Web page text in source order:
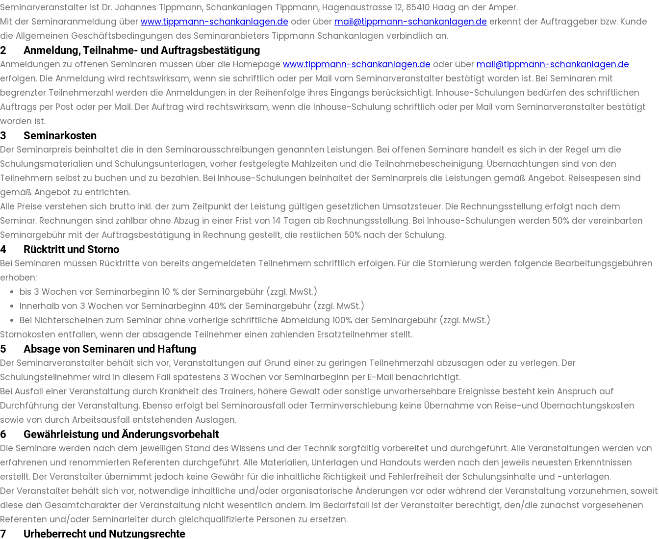
Seminarveranstalter ist Dr. Johannes Tippmann, Schankanlagen Tippmann, Hagenaustrasse 12, 85410 Haag an der Amper.
Mit der Seminaranmeldung über www.tippmann-schankanlagen.de oder über mail@tippmann-schankanlagen.de erkennt der Auftraggeber bzw. Kunde
die Allgemeinen Geschäftsbedingungen des Seminaranbieters Tippmann Schankanlagen verbindlich an.
2 Anmeldung, Teilnahme- und Auftragsbestätigung
Anmeldungen zu offenen Seminaren müssen über die Homepage www.tippmann-schankanlagen.de oder über mail@tippmann-schankanlagen.de
erfolgen. Die Anmeldung wird rechtswirksam, wenn sie schriftlich oder per Mail vom Seminarveranstalter bestätigt worden ist. Bei Seminaren mit
begrenzter Teilnehmerzahl werden die Anmeldungen in der Reihenfolge ihres Eingangs berücksichtigt. Inhouse-Schulungen bedürfen des schriftlichen
Auftrags per Post oder per Mail. Der Auftrag wird rechtswirksam, wenn die Inhouse-Schulung schriftlich oder per Mail vom Seminarveranstalter bestätigt
worden ist.
3 Seminarkosten
Der Seminarpreis beinhaltet die in den Seminarausschreibungen genannten Leistungen. Bei offenen Seminare handelt es sich in der Regel um die
Schulungsmaterialien und Schulungsunterlagen, vorher festgelegte Mahlzeiten und die Teilnahmebescheinigung. Übernachtungen sind von den
Teilnehmern selbst zu buchen und zu bezahlen. Bei Inhouse-Schulungen beinhaltet der Seminarpreis die Leistungen gemäß Angebot. Reisespesen sind
gemäß Angebot zu entrichten.
Alle Preise verstehen sich brutto inkl. der zum Zeitpunkt der Leistung gültigen gesetzlichen Umsatzsteuer. Die Rechnungsstellung erfolgt nach dem
Seminar. Rechnungen sind zahlbar ohne Abzug in einer Frist von 14 Tagen ab Rechnungsstellung. Bei Inhouse-Schulungen werden 50% der vereinbarten
Seminargebühr mit der Auftragsbestätigung in Rechnung gestellt, die restlichen 50% nach der Schulung.
4 Rücktritt und Storno
Bei Seminaren müssen Rücktritte von bereits angemeldeten Teilnehmern schriftlich erfolgen. Für die Stornierung werden folgende Bearbeitungsgebühren
erhoben:
bis 3 Wochen vor Seminarbeginn 10 % der Seminargebühr (zzgl. MwSt.)
Innerhalb von 3 Wochen vor Seminarbeginn 40% der Seminargebühr (zzgl. MwSt.)
Bei Nichterscheinen zum Seminar ohne vorherige schriftliche Abmeldung 100% der Seminargebühr (zzgl. MwSt.)
Stornokosten entfallen, wenn der absagende Teilnehmer einen zahlenden Ersatzteilnehmer stellt.
5 Absage von Seminaren und Haftung
Der Seminarveranstalter behält sich vor, Veranstaltungen auf Grund einer zu geringen Teilnehmerzahl abzusagen oder zu verlegen. Der
Schulungsteilnehmer wird in diesem Fall spätestens 3 Wochen vor Seminarbeginn per E-Mail benachrichtigt.
Bei Ausfall einer Veranstaltung durch Krankheit des Trainers, höhere Gewalt oder sonstige unvorhersehbare Ereignisse besteht kein Anspruch auf
Durchführung der Veranstaltung. Ebenso erfolgt bei Seminarausfall oder Terminverschiebung keine Übernahme von Reise-und Übernachtungskosten
sowie von durch Arbeitsausfall entstehenden Auslagen.
6 Gewährleistung und Änderungsvorbehalt
Die Seminare werden nach dem jeweiligen Stand des Wissens und der Technik sorgfältig vorbereitet und durchgeführt. Alle Veranstaltungen werden von
erfahrenen und renommierten Referenten durchgeführt. Alle Materialien, Unterlagen und Handouts werden nach den jeweils neuesten Erkenntnissen
erstellt. Der Veranstalter übernimmt jedoch keine Gewähr für die inhaltliche Richtigkeit und Fehlerfreiheit der Schulungsinhalte und -unterlagen.
Der Veranstalter behält sich vor, notwendige inhaltliche und/oder organisatorische Änderungen vor oder während der Veranstaltung vorzunehmen, soweit
diese den Gesamtcharakter der Veranstaltung nicht wesentlich ändern. Im Bedarfsfall ist der Veranstalter berechtigt, den/die zunächst vorgesehenen
Referenten und/oder Seminarleiter durch gleichqualifizierte Personen zu ersetzen.
7 Urheberrecht und Nutzungsrechte